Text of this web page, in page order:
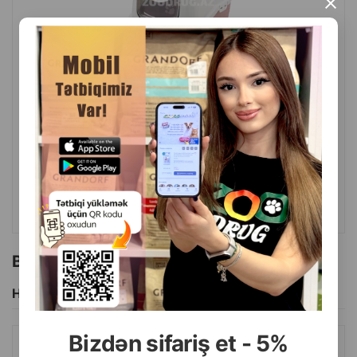
Bizdən sifariş et - 5%
×
( Rəylər)
Qiymət
Almaq
1 ədəd
54.00
ALMAQ
Bu brendin başqa məhsulları
Hamısını Gör